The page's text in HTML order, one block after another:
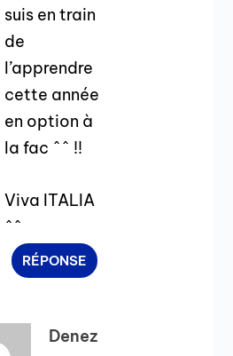
suis en train
de
l’apprendre
cette année
en option à
la fac ^^ !!
Viva ITALIA
^^
RÉPONSE
Denez